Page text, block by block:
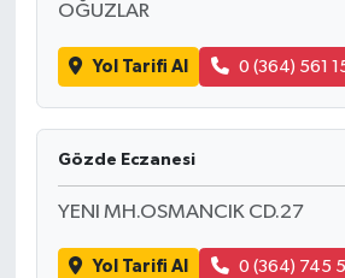
OĞUZLAR
Yol Tarifi Al 0 (364) 561
Gözde Eczanesi
YENI MH.OSMANCIK CD.27
Yol Tarifi Al 0 (364) 745